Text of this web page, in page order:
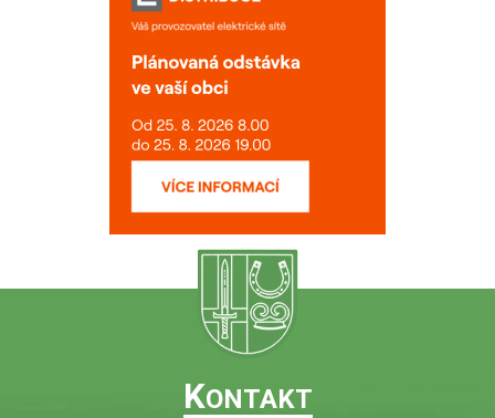
KONTAKT